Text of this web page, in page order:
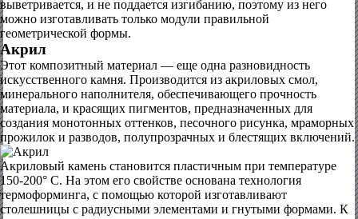
выветривается, и не поддается изгибанию, поэтому из него
можно изготавливать только модули правильной
геометрической формы.
Акрил
Этот композитный материал — еще одна разновидность
искусственного камня. Производится из акриловых смол,
минерального наполнителя, обеспечивающего прочность
материала, и красящих пигментов, предназначенных для
создания монотонных оттенков, песочного рисунка, мраморных
прожилок и разводов, полупрозрачных и блестящих включений.
Акриловый камень становится пластичным при температуре
150-200° C. На этом его свойстве основана технология
термоформинга, с помощью которой изготавливают
столешницы с радиусными элементами и гнутыми формами. К